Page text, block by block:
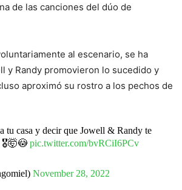
de las canciones del dúo de
al escenario, se ha
y Randy promovieron lo sucedido y
aproximó su rostro a los pechos de
tu casa y decir que Jowell & Randy te
🎖️🤯😳 pic.twitter.com/bvRCiI6PCv
November 28, 2022